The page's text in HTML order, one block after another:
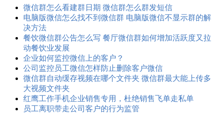
微信群怎么看建群日期 微信群怎么群发短信
电脑版微信怎么找不到微信群 电脑版微信不显示群的解
决方法
餐饮微信群公告怎么写 餐厅微信群如何增加活跃度又拉
动餐饮业发展
企业如何监控微信上的客户？
公司监控员工​微信怎样防止删除客户微信
微信群自动缓存视频在哪个文件夹 微信群最大能上传多
大视频文件夹
红鹰工作手机企业销售专用，杜绝销售飞单走私单
员工离职带走公司客户的行为监管